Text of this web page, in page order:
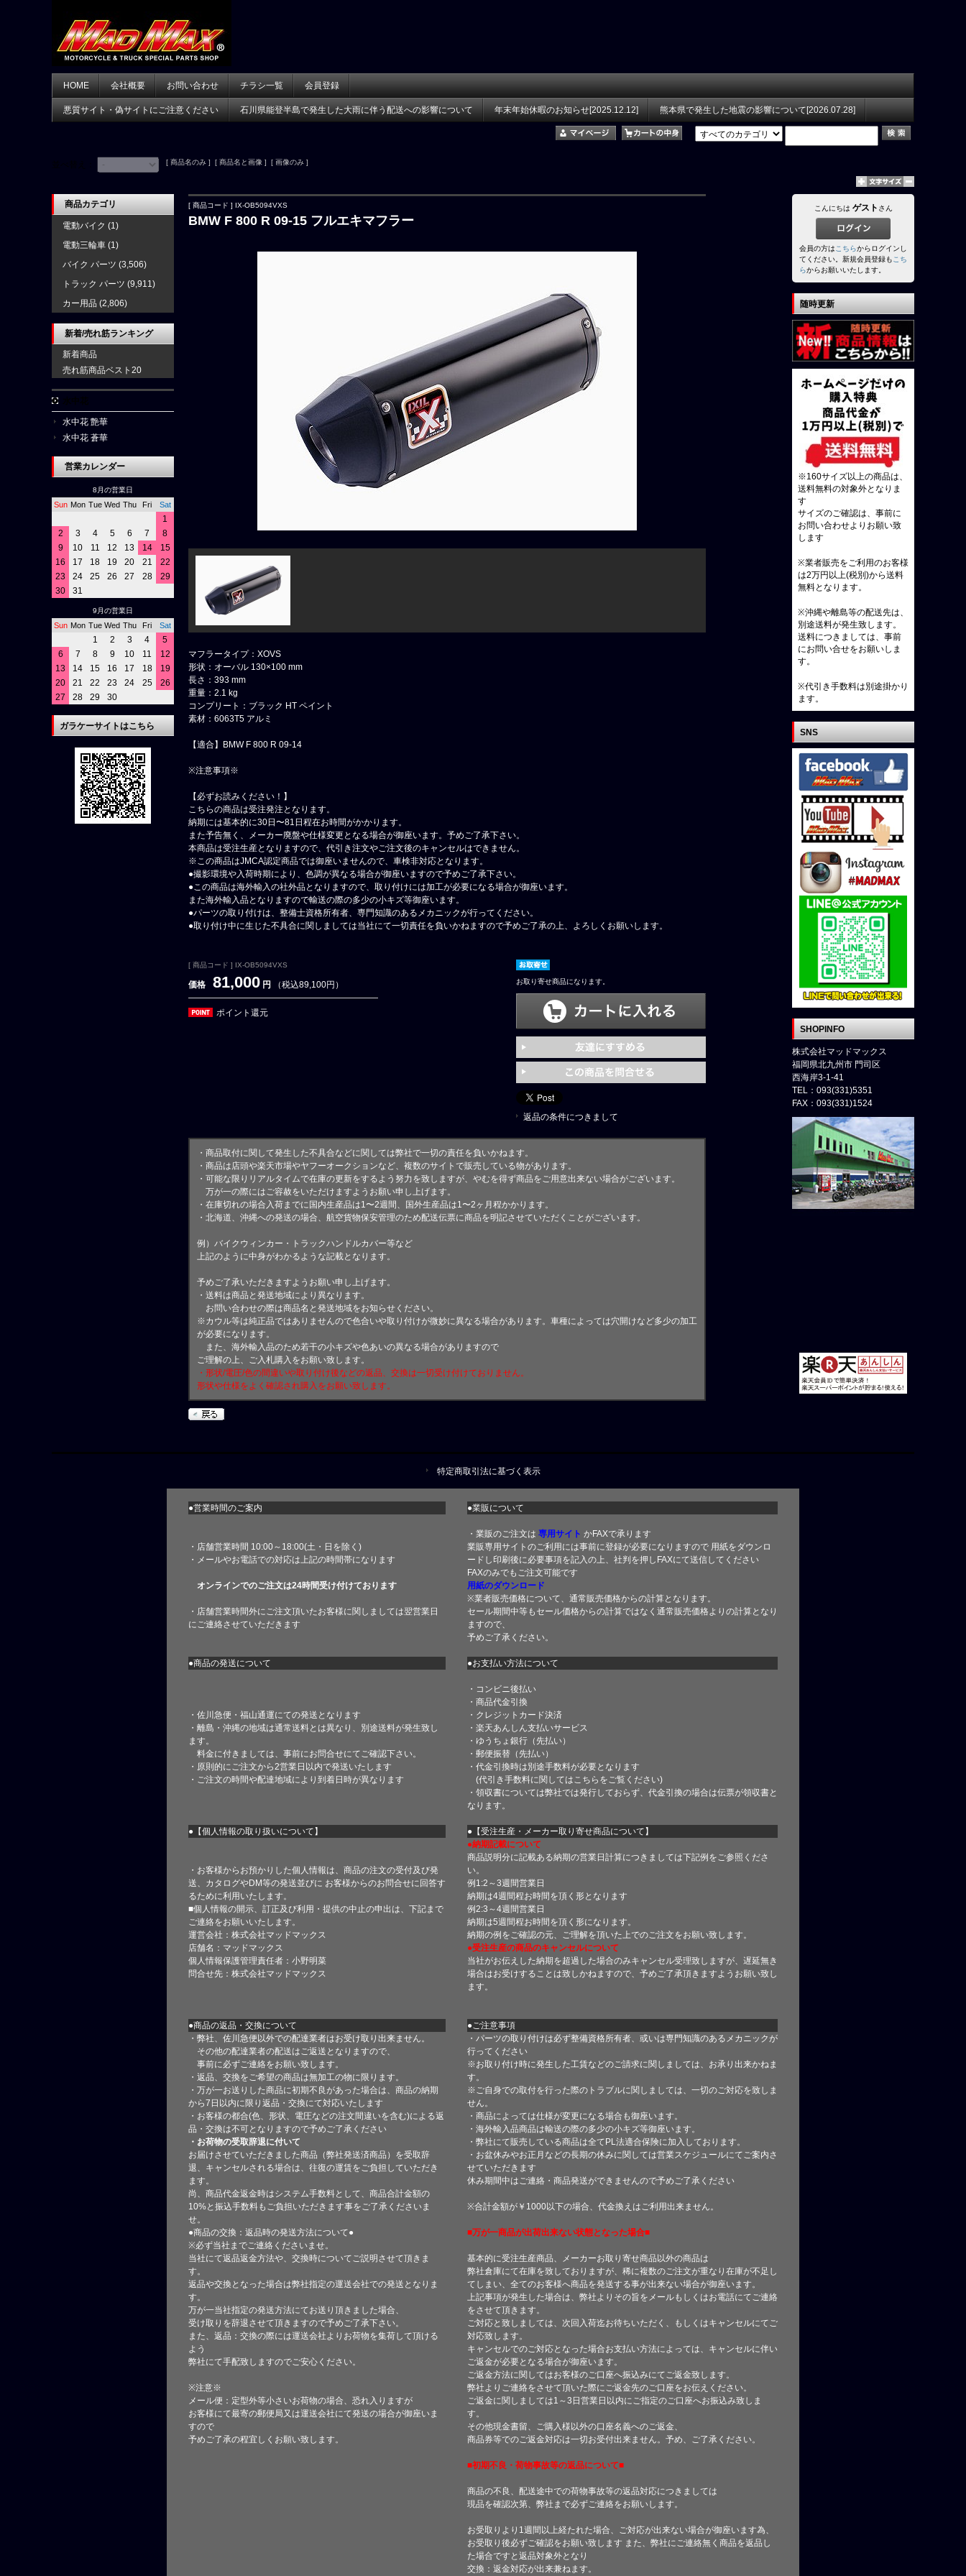
HOME 会社概要 お問い合わせ チラシ一覧 会員登録
悪質サイト・偽サイトにご注意ください 石川県能登半島で発生した大雨に伴う配送への影響について 年末年始休暇のお知らせ[2025.12.12] 熊本県で発生した地震の影響について[2026.07.28]
[ 商品名のみ ] [ 商品名と画像 ] [ 画像のみ ]
[ 商品コード ] IX-OB5094VXS
BMW F 800 R 09-15 フルエキマフラー
マフラータイプ：XOVS
形状：オーバル 130×100 mm
長さ：393 mm
重量：2.1 kg
コンプリート：ブラック HT ペイント
素材：6063T5 アルミ
【適合】BMW F 800 R 09-14
※注意事項※
【必ずお読みください！】
こちらの商品は受注発注となります。
納期には基本的に30日〜81日程在お時間がかかります。
また予告無く、メーカー廃盤や仕様変更となる場合が御座います。予めご了承下さい。
本商品は受注生産となりますので、代引き注文やご注文後のキャンセルはできません。
※この商品はJMCA認定商品では御座いませんので、車検非対応となります。
●撮影環境や入荷時期により、色調が異なる場合が御座いますので予めご了承下さい。
●この商品は海外輸入の社外品となりますので、取り付けには加工が必要になる場合が御座います。
また海外輸入品となりますので輸送の際の多少の小キズ等御座います。
●パーツの取り付けは、整備士資格所有者、専門知識のあるメカニックが行ってください。
●取り付け中に生じた不具合に関しましては当社にて一切責任を負いかねますので予めご了承の上、よろしくお願いします。
[ 商品コード ] IX-OB5094VXS
価格 81,000 円 （税込89,100円）
ポイント還元
お取り寄せ商品になります。
返品の条件につきまして
・商品取付に関して発生した不具合などに関しては弊社で一切の責任を負いかねます。
・商品は店頭や楽天市場やヤフーオークションなど、複数のサイトで販売している物があります。
・可能な限りリアルタイムで在庫の更新をするよう努力を致しますが、やむを得ず商品をご用意出来ない場合がございます。
万が一の際にはご容赦をいただけますようお願い申し上げます。
・在庫切れの場合入荷までに国内生産品は1〜2週間、国外生産品は1〜2ヶ月程かかります。
・北海道、沖縄への発送の場合、航空貨物保安管理のため配送伝票に商品を明記させていただくことがございます。
例）バイクウィンカー・トラックハンドルカバー等など
上記のように中身がわかるような記載となります。
予めご了承いただきますようお願い申し上げます。
・送料は商品と発送地域により異なります。
お問い合わせの際は商品名と発送地域をお知らせください。
※カウル等は純正品ではありませんので色合いや取り付けが微妙に異なる場合があります。車種によっては穴開けなど多少の加工
が必要になります。
また、海外輸入品のため若干の小キズや色あいの異なる場合がありますので
ご理解の上、ご入札購入をお願い致します。
・形状/電圧/色の間違いや取り付け後などの返品、交換は一切受け付けておりません。
形状や仕様をよく確認され購入をお願い致します。
商品カテゴリ
電動バイク (1)
電動三輪車 (1)
バイク パーツ (3,506)
トラック パーツ (9,911)
カー用品 (2,806)
新着/売れ筋ランキング
新着商品
売れ筋商品ベスト20
水中花 艶華
水中花 蒼華
営業カレンダー
8月の営業日
Sun Mon Tue Wed Thu Fri Sat
1
2
3 4 5 6 7
8
9
10 11 12 13 14
15
16
17 18 19 20 21
22
23
24 25 26 27 28
29
30
31
9月の営業日
Sun Mon Tue Wed Thu Fri Sat
1 2 3 4
5
6
7 8 9 10 11
12
13
14 15 16 17 18
19
20
21 22 23 24 25
26
27
28 29 30
ガラケーサイトはこちら
こんにちは ゲスト さん
会員の方はこちらからログインし
てください。新規会員登録もこち
らからお願いいたします。
随時更新
※160サイズ以上の商品は、
送料無料の対象外となりま
す
サイズのご確認は、事前に
お問い合わせよりお願い致
します
※業者販売をご利用のお客様
は2万円以上(税別)から送料
無料となります。
※沖縄や離島等の配送先は、
別途送料が発生致します。
送料につきましては、事前
にお問い合せをお願いしま
す。
※代引き手数料は別途掛かり
ます。
SNS
SHOPINFO
株式会社マッドマックス
福岡県北九州市 門司区
西海岸3-1-41
TEL：093(331)5351
FAX：093(331)1524
特定商取引法に基づく表示
●営業時間のご案内 ●業販について
・店舗営業時間 10:00～18:00(土・日を除く)
・メールやお電話での対応は上記の時間帯になります
オンラインでのご注文は24時間受け付けております
・店舗営業時間外にご注文頂いたお客様に関しましては翌営業日
にご連絡させていただきます
・業販のご注文は 専用サイト かFAXで承ります
業販専用サイトのご利用には事前に登録が必要になりますので 用紙をダウンロ
ードし印刷後に必要事項を記入の上、社判を押しFAXにて送信してください
FAXのみでもご注文可能です
用紙のダウンロード
※業者販売価格について、通常販売価格からの計算となります。
セール期間中等もセール価格からの計算ではなく通常販売価格よりの計算となり
ますので、
予めご了承ください。
●商品の発送について ●お支払い方法について
・佐川急便・福山通運にての発送となります
・離島・沖縄の地域は通常送料とは異なり、別途送料が発生致し
ます。
料金に付きましては、事前にお問合せにてご確認下さい。
・原則的にご注文から2営業日以内で発送いたします
・ご注文の時間や配達地域により到着日時が異なります
・コンビニ後払い
・商品代金引換
・クレジットカード決済
・楽天あんしん支払いサービス
・ゆうちょ銀行（先払い）
・郵便振替（先払い）
・代金引換時は別途手数料が必要となります
(代引き手数料に関しては こちら をご覧ください)
・領収書については弊社では発行しておらず、代金引換の場合は伝票が領収書と
なります。
●【個人情報の取り扱いについて】 ●【受注生産・メーカー取り寄せ商品について】
・お客様からお預かりした個人情報は、商品の注文の受付及び発
送、カタログやDM等の発送並びに お客様からのお問合せに回答す
るために利用いたします。
■個人情報の開示、訂正及び利用・提供の中止の申出は、下記まで
ご連絡をお願いいたします。
運営会社：株式会社マッドマックス
店舗名：マッドマックス
個人情報保護管理責任者：小野明菜
問合せ先：株式会社マッドマックス
●納期記載について
商品説明分に記載ある納期の営業日計算につきましては下記例をご参照くださ
い。
例1:2～3週間営業日
納期は4週間程お時間を頂く形となります
例2:3～4週間営業日
納期は5週間程お時間を頂く形になります。
納期の例をご確認の元、ご理解を頂いた上でのご注文をお願い致します。
●受注生産の商品のキャンセルについて
当社がお伝えした納期を超過した場合のみキャンセル受理致しますが、遅延無き
場合はお受けすることは致しかねますので、予めご了承頂きますようお願い致し
ます。
●商品の返品・交換について
●ご注意事項
・弊社、佐川急便以外での配達業者はお受け取り出来ません。
その他の配達業者の配送はご返送となりますので、
事前に必ずご連絡をお願い致します。
・返品、交換をご希望の商品は無加工の物に限ります。
・万が一お送りした商品に初期不良があった場合は、商品の納期
から7日以内に限り返品・交換にて対応いたします
・お客様の都合(色、形状、電圧などの注文間違いを含む)による返
品・交換は不可となりますので予めご了承ください
・お荷物の受取辞退に付いて
お届けさせていただきました商品（弊社発送済商品）を受取辞
退、キャンセルされる場合は、往復の運賃をご負担していただき
ます。
尚、商品代金返金時はシステム手数料として、商品合計金額の
10%と振込手数料もご負担いただきます事をご了承くださいま
せ。
●商品の交換：返品時の発送方法について●
※必ず当社までご連絡くださいませ。
当社にて返品返金方法や、交換時についてご説明させて頂きま
す。
返品や交換となった場合は弊社指定の運送会社での発送となりま
す。
万が一当社指定の発送方法にてお送り頂きました場合、
受け取りを辞退させて頂きますので予めご了承下さい。
また、返品：交換の際には運送会社よりお荷物を集荷して頂ける
よう
弊社にて手配致しますのでご安心ください。
※注意※
メール便：定型外等小さいお荷物の場合、恐れ入りますが
お客様にて最寄の郵便局又は運送会社にて発送の場合が御座いま
すので
予めご了承の程宜しくお願い致します。
・パーツの取り付けは必ず整備資格所有者、或いは専門知識のあるメカニックが
行ってください
※お取り付け時に発生した工賃などのご請求に関しましては、お承り出来かねま
す。
※ご自身での取付を行った際のトラブルに関しましては、一切のご対応を致しま
せん。
・商品によっては仕様が変更になる場合も御座います。
・海外輸入品商品は輸送の際の多少の小キズ等御座います。
・弊社にて販売している商品は全てPL法適合保険に加入しております。
・お盆休みやお正月などの長期の休みに関しては営業スケジュールにてご案内さ
せていただきます
休み期間中はご連絡・商品発送ができませんので予めご了承ください
※合計金額が￥1000以下の場合、代金換えはご利用出来ません。
■万が一商品が出荷出来ない状態となった場合■
基本的に受注生産商品、メーカーお取り寄せ商品以外の商品は
弊社倉庫にて在庫を致しておりますが、稀に複数のご注文が重なり在庫が不足し
てしまい、全てのお客様へ商品を発送する事が出来ない場合が御座います。
上記事項が発生した場合は、弊社よりその旨をメールもしくはお電話にてご連絡
をさせて頂きます。
ご対応と致しましては、次回入荷迄お待ちいただく、もしくはキャンセルにてご
対応致します。
キャンセルでのご対応となった場合お支払い方法によっては、キャンセルに伴い
ご返金が必要となる場合が御座います。
ご返金方法に関してはお客様のご口座へ振込みにてご返金致します。
弊社よりご連絡をさせて頂いた際にご返金先のご口座をお伝えください。
ご返金に関しましては1～3日営業日以内にご指定のご口座へお振込み致しま
す。
その他現金書留、ご購入様以外の口座名義へのご返金、
商品券等でのご返金対応は一切お受付出来ません。予め、ご了承ください。
■初期不良・荷物事故等の返品について■
商品の不良、配送途中での荷物事故等の返品対応につきましては
現品を確認次第、弊社まで必ずご連絡をお願いします。
お受取りより1週間以上経たれた場合、ご対応が出来ない場合が御座います為、
お受取り後必ずご確認をお願い致します また、弊社にご連絡無く商品を返品し
た場合ですと返品対象外となり
交換：返金対応が出来兼ねます。